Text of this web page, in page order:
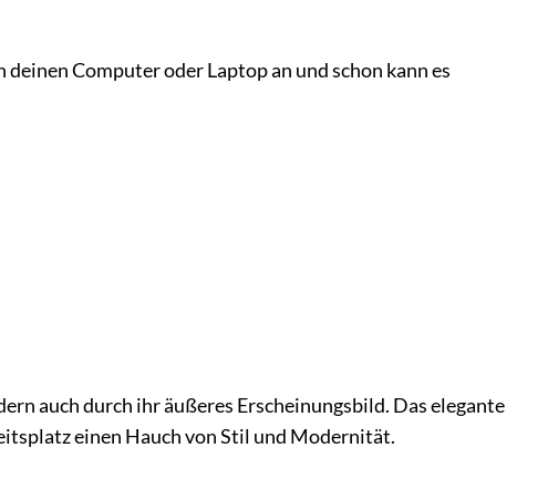
Computer oder Laptop an und schon kann es
auch durch ihr äußeres Erscheinungsbild. Das elegante
einen Hauch von Stil und Modernität.